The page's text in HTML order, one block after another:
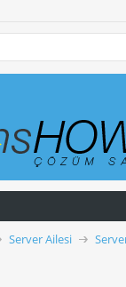
Server Ailesi